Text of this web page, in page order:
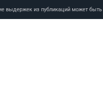
выдержек из публикаций может